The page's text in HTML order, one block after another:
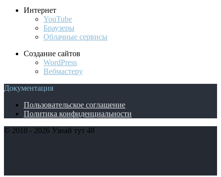
Интернет
YouTube
Браузеры
Облачные сервисы
Создание сайтов
WordPress
Вебмастеру
Документация
Пользовательское соглашение
Политика конфиденциальности
© 2010 - 2026 Узнай тут 48